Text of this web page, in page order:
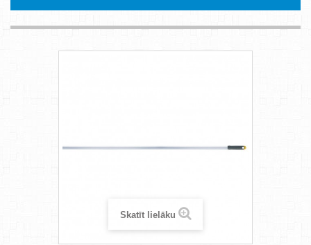
Skatīt lielāku